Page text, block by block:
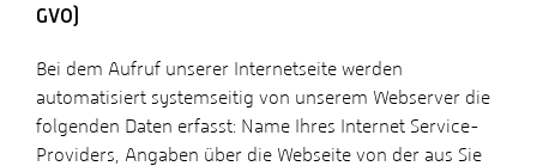
GVO)
Bei dem Aufruf unserer Internetseite werden
automatisiert systemseitig von unserem Webserver die
folgenden Daten erfasst: Name Ihres Internet Service-
Providers, Angaben über die Webseite von der aus Sie